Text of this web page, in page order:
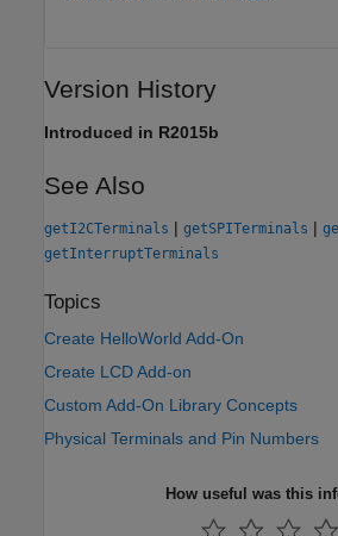
Version History
Introduced in R2015b
See Also
getI2CTerminals | getSPITerminals |
getInterruptTerminals
Topics
Create HelloWorld Add-On
Create LCD Add-on
Custom Add-On Library Concepts
Physical Terminals and Pin Numbers
How useful was this